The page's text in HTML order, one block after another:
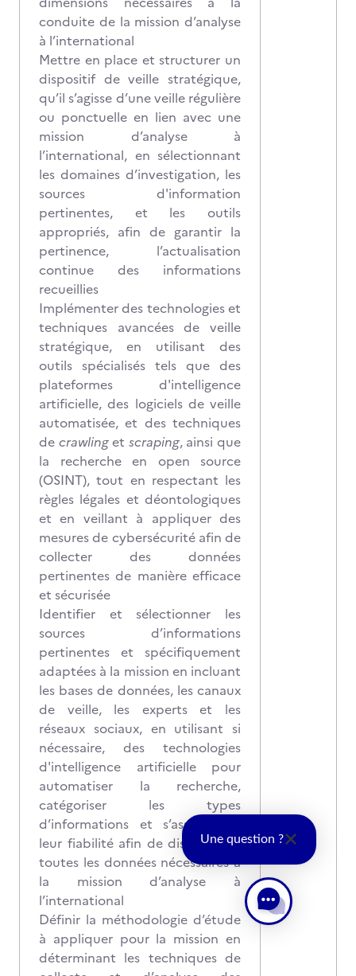
conduite de la mission d’analyse
à l’international
Mettre en place et structurer un
dispositif de veille stratégique,
qu’il s’agisse d’une veille régulière
ou ponctuelle en lien avec une
mission d’analyse à
l’international, en sélectionnant
les domaines d’investigation, les
sources d'information
pertinentes, et les outils
appropriés, afin de garantir la
pertinence, l’actualisation
continue des informations
recueillies
Implémenter des technologies et
techniques avancées de veille
stratégique, en utilisant des
outils spécialisés tels que des
plateformes d'intelligence
artificielle, des logiciels de veille
automatisée, et des techniques
de crawlinget scraping, ainsi que
la recherche en open source
(OSINT), tout en respectant les
règles légales et déontologiques
et en veillant à appliquer des
mesures de cybersécurité afin de
collecter des données
pertinentes de manière efficace
et sécurisée
Identifier et sélectionner les
sources d’informations
pertinentes et spécifiquement
adaptées à la mission en incluant
les bases de données, les canaux
de veille, les experts et les
réseaux sociaux, en utilisant si
nécessaire, des technologies
d'intelligence artificielle pour
automatiser la recherche,
catégoriser les types
d’informations et s’assurer de
leur fiabilité afin de disposer de
toutes les données nécessaires à
la mission d’analyse à
l’international
Définir la méthodologie d’étude
à appliquer pour la mission en
déterminant les techniques de
Une question ?